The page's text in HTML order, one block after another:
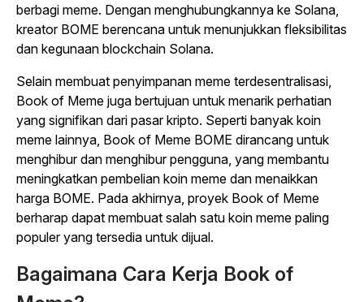
berbagi meme. Dengan menghubungkannya ke Solana,
kreator BOME berencana untuk menunjukkan fleksibilitas
dan kegunaan blockchain Solana.
Selain membuat penyimpanan meme terdesentralisasi,
Book of Meme juga bertujuan untuk menarik perhatian
yang signifikan dari pasar kripto. Seperti banyak koin
meme lainnya, Book of Meme BOME dirancang untuk
menghibur dan menghibur pengguna, yang membantu
meningkatkan pembelian koin meme dan menaikkan
harga BOME. Pada akhirnya, proyek Book of Meme
berharap dapat membuat salah satu koin meme paling
populer yang tersedia untuk dijual.
Bagaimana Cara Kerja Book of